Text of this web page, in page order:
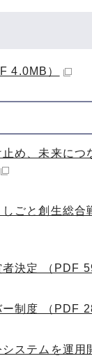
4.0MB）
め、未来につ
ごと創生総
決定 （PDF
制度 （PDF
ステムを運用